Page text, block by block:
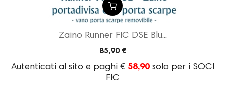
Zaino Runner FIC DSE Blu...
85,90 €
Autenticati al sito e paghi € 58,90solo per i SOCI
FIC